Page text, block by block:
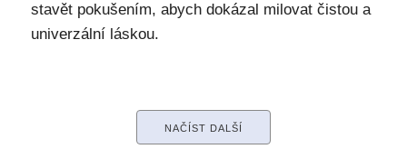
stavět pokušením, abych dokázal milovat čistou a
univerzální láskou.
NAČÍST DALŠÍ